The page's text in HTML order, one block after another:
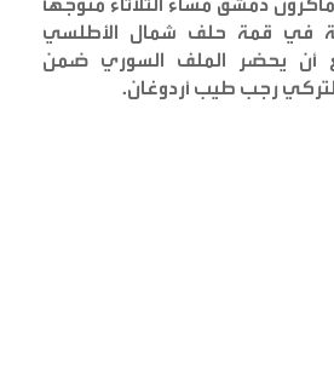
في قمة حلف شمال الأطلسي
أن يحضر الملف السوري ضمن
رجب طيب أردوغان.